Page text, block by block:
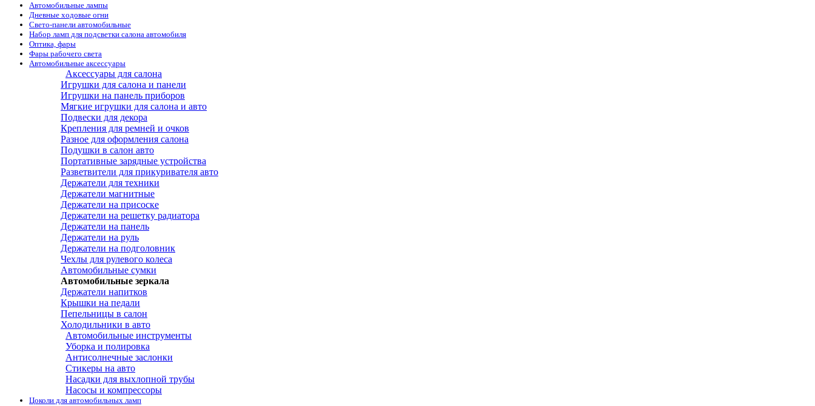
Автомобильные лампы
Дневные ходовые огни
Свето-панели автомобильные
Набор ламп для подсветки салона автомобиля
Оптика, фары
Фары рабочего света
Автомобильные аксессуары
Аксессуары для салона
Игрушки для салона и панели
Игрушки на панель приборов
Мягкие игрушки для салона и авто
Подвески для декора
Крепления для ремней и очков
Разное для оформления салона
Подушки в салон авто
Портативные зарядные устройства
Разветвители для прикуривателя авто
Держатели для техники
Держатели магнитные
Держатели на присоске
Держатели на решетку радиатора
Держатели на панель
Держатели на руль
Держатели на подголовник
Чехлы для рулевого колеса
Автомобильные сумки
Автомобильные зеркала
Держатели напитков
Крышки на педали
Пепельницы в салон
Холодильники в авто
Автомобильные инструменты
Уборка и полировка
Антисолнечные заслонки
Стикеры на авто
Насадки для выхлопной трубы
Насосы и компрессоры
Цоколи для автомобильных ламп